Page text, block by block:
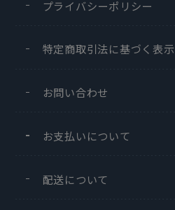
プライバシーポリシー
特定商取引法に基づく表示
お問い合わせ
お支払いについて
配送について